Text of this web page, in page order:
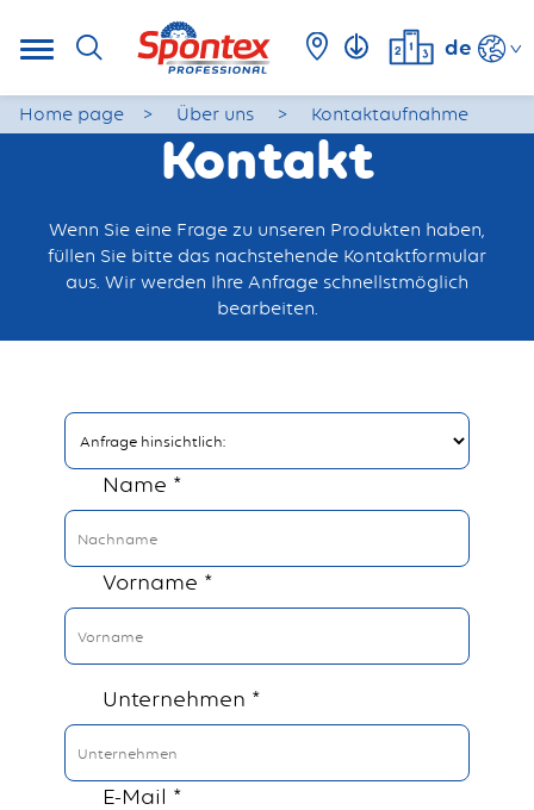
de
Home page Über uns Kontaktaufnahme
Kontakt
Wenn Sie eine Frage zu unseren Produkten haben,
füllen Sie bitte das nachstehende Kontaktformular
aus. Wir werden Ihre Anfrage schnellstmöglich
bearbeiten.
Name *
Vorname *
Unternehmen *
E-Mail *